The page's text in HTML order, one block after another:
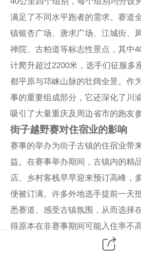
满足了不同水平跑者的需求。赛道
镇银杏广场、唐求广场、江城街、
禅院、古柏道等标志性景点，其中
计爬升超过2200米，选手们征服多
都平原与邛崃山脉的壮阔全景。作
事的重要组成部分，它还深化了川
吸引了大量重庆及周边省市的跑友参
街子越野赛对住宿业的影响
赛事的举办为街子古镇的住宿业带
益。在赛事举办期间，古镇内的精
店、乡村客栈早早迎来预订高峰，
便被订满。许多外地选手提前一天
悉赛道、感受古镇氛围，从而选择
得原本在非赛事期间可能入住率不
所，在赛事期间实现了满房的良好